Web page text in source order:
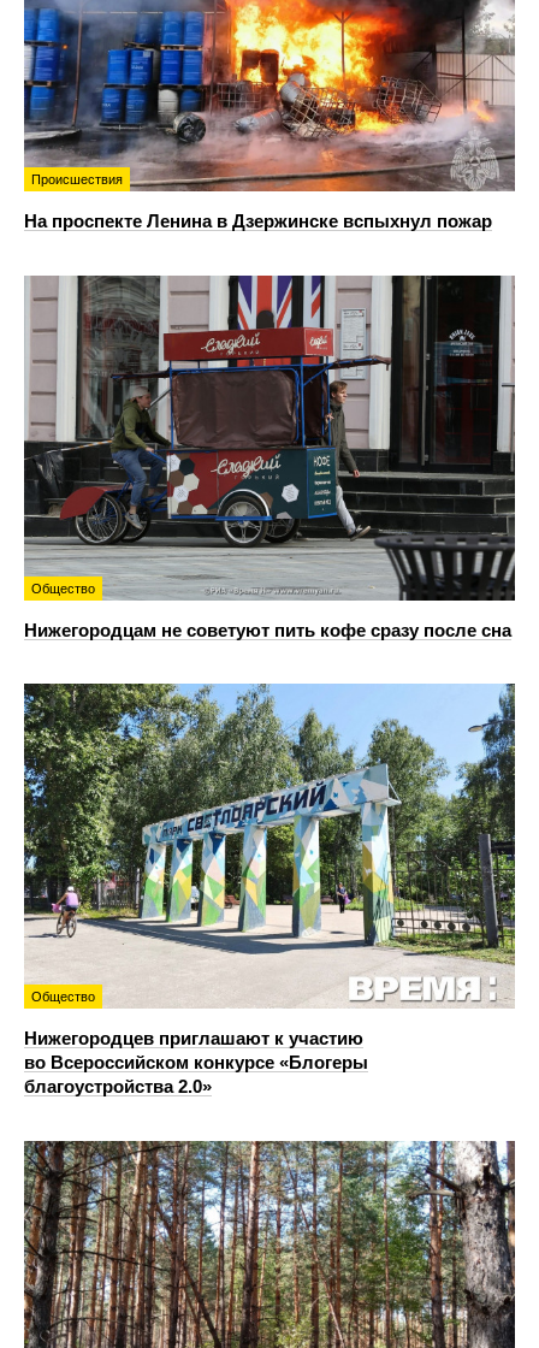
Происшествия
На проспекте Ленина в Дзержинске вспыхнул пожар
Общество
Нижегородцам не советуют пить кофе сразу после сна
Общество
Нижегородцев приглашают к участию
во Всероссийском конкурсе «Блогеры
благоустройства 2.0»